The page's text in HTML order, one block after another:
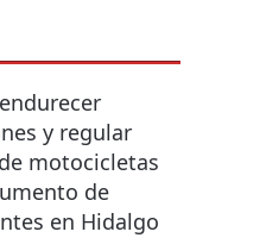
y regular
motocicletas
de
en Hidalgo